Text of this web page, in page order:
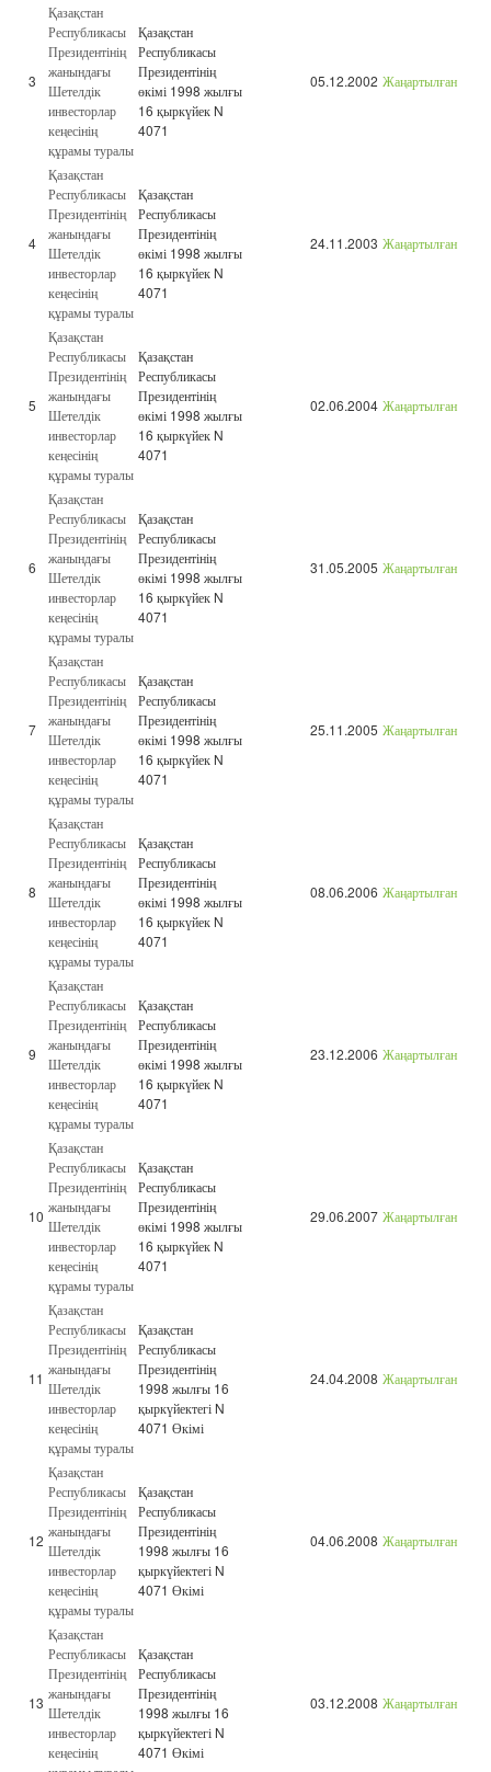
3
Қазақстан
Республикасы
Президентінің
жанындағы
Шетелдік
инвесторлар
кеңесінің
құрамы туралы
Қазақстан
Республикасы
Президентінің
өкімі 1998 жылғы
16 қыркүйек N
4071
05.12.2002 Жаңартылған
4
Қазақстан
Республикасы
Президентінің
жанындағы
Шетелдік
инвесторлар
кеңесінің
құрамы туралы
Қазақстан
Республикасы
Президентінің
өкімі 1998 жылғы
16 қыркүйек N
4071
24.11.2003 Жаңартылған
5
Қазақстан
Республикасы
Президентінің
жанындағы
Шетелдік
инвесторлар
кеңесінің
құрамы туралы
Қазақстан
Республикасы
Президентінің
өкімі 1998 жылғы
16 қыркүйек N
4071
02.06.2004 Жаңартылған
6
Қазақстан
Республикасы
Президентінің
жанындағы
Шетелдік
инвесторлар
кеңесінің
құрамы туралы
Қазақстан
Республикасы
Президентінің
өкімі 1998 жылғы
16 қыркүйек N
4071
31.05.2005 Жаңартылған
7
Қазақстан
Республикасы
Президентінің
жанындағы
Шетелдік
инвесторлар
кеңесінің
құрамы туралы
Қазақстан
Республикасы
Президентінің
өкімі 1998 жылғы
16 қыркүйек N
4071
25.11.2005 Жаңартылған
8
Қазақстан
Республикасы
Президентінің
жанындағы
Шетелдік
инвесторлар
кеңесінің
құрамы туралы
Қазақстан
Республикасы
Президентінің
өкімі 1998 жылғы
16 қыркүйек N
4071
08.06.2006 Жаңартылған
9
Қазақстан
Республикасы
Президентінің
жанындағы
Шетелдік
инвесторлар
кеңесінің
құрамы туралы
Қазақстан
Республикасы
Президентінің
өкімі 1998 жылғы
16 қыркүйек N
4071
23.12.2006 Жаңартылған
10
Қазақстан
Республикасы
Президентінің
жанындағы
Шетелдік
инвесторлар
кеңесінің
құрамы туралы
Қазақстан
Республикасы
Президентінің
өкімі 1998 жылғы
16 қыркүйек N
4071
29.06.2007 Жаңартылған
11
Қазақстан
Республикасы
Президентінің
жанындағы
Шетелдік
инвесторлар
кеңесінің
құрамы туралы
Қазақстан
Республикасы
Президентінің
1998 жылғы 16
қыркүйектегі N
4071 Өкімі
24.04.2008 Жаңартылған
12
Қазақстан
Республикасы
Президентінің
жанындағы
Шетелдік
инвесторлар
кеңесінің
құрамы туралы
Қазақстан
Республикасы
Президентінің
1998 жылғы 16
қыркүйектегі N
4071 Өкімі
04.06.2008 Жаңартылған
13
Қазақстан
Республикасы
Президентінің
жанындағы
Шетелдік
инвесторлар
кеңесінің
Қазақстан
Республикасы
Президентінің
1998 жылғы 16
қыркүйектегі N
4071 Өкімі
03.12.2008 Жаңартылған